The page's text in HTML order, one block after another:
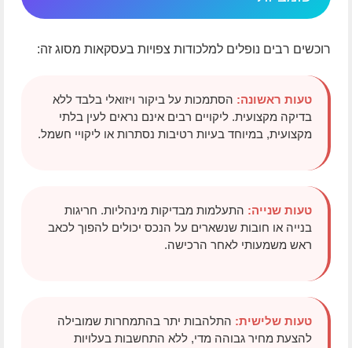
רוכשים רבים נופלים למלכודות צפויות בעסקאות מסוג זה:
טעות ראשונה: הסתמכות על ביקור ויזואלי בלבד ללא
בדיקה מקצועית. ליקויים רבים אינם נראים לעין בלתי
מקצועית, במיוחד בעיות רטיבות נסתרות או ליקויי חשמל.
טעות שנייה: התעלמות מבדיקות מינהליות. חריגות
בנייה או חובות שנשארים על הנכס יכולים להפוך לכאב
ראש משמעותי לאחר הרכישה.
טעות שלישית: התלהבות יתר בהתמחרות שמובילה
להצעת מחיר גבוהה מדי, ללא התחשבות בעלויות